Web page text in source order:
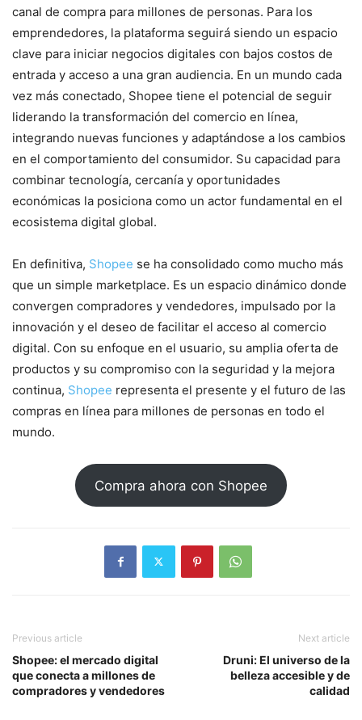
canal de compra para millones de personas. Para los
emprendedores, la plataforma seguirá siendo un espacio
clave para iniciar negocios digitales con bajos costos de
entrada y acceso a una gran audiencia. En un mundo cada
vez más conectado, Shopee tiene el potencial de seguir
liderando la transformación del comercio en línea,
integrando nuevas funciones y adaptándose a los cambios
en el comportamiento del consumidor. Su capacidad para
combinar tecnología, cercanía y oportunidades
económicas la posiciona como un actor fundamental en el
ecosistema digital global.
En definitiva, Shopee se ha consolidado como mucho más
que un simple marketplace. Es un espacio dinámico donde
convergen compradores y vendedores, impulsado por la
innovación y el deseo de facilitar el acceso al comercio
digital. Con su enfoque en el usuario, su amplia oferta de
productos y su compromiso con la seguridad y la mejora
continua, Shopee representa el presente y el futuro de las
compras en línea para millones de personas en todo el
mundo.
Compra ahora con Shopee
Previous article
Shopee: el mercado digital
que conecta a millones de
compradores y vendedores
Next article
Druni: El universo de la
belleza accesible y de
calidad